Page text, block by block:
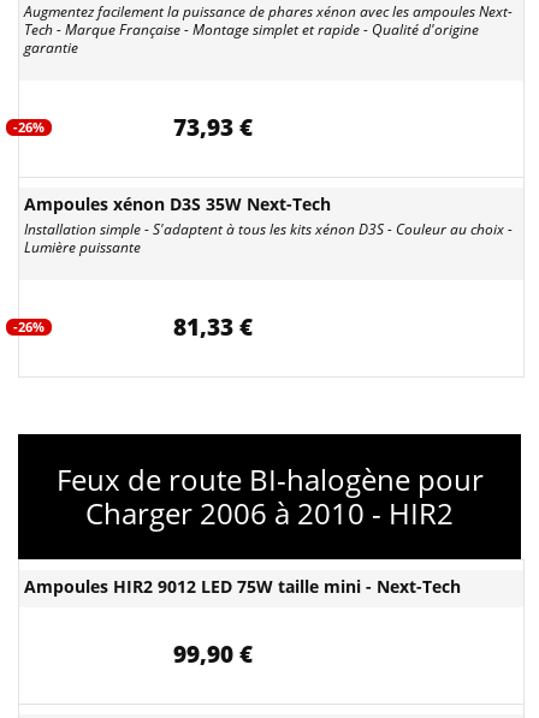
Augmentez facilement la puissance de phares xénon avec les ampoules Next-
Tech - Marque Française - Montage simplet et rapide - Qualité d'origine
garantie
-26% 73,93 €
Ampoules xénon D3S 35W Next-Tech
Installation simple - S'adaptent à tous les kits xénon D3S - Couleur au choix -
Lumière puissante
-26% 81,33 €
Feux de route BI-halogène pour
Charger 2006 à 2010 - HIR2
Ampoules HIR2 9012 LED 75W taille mini - Next-Tech
99,90 €